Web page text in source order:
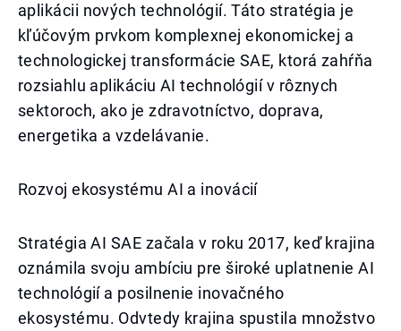
aplikácii nových technológií. Táto stratégia je
kľúčovým prvkom komplexnej ekonomickej a
technologickej transformácie SAE, ktorá zahŕňa
rozsiahlu aplikáciu AI technológií v rôznych
sektoroch, ako je zdravotníctvo, doprava,
energetika a vzdelávanie.
Rozvoj ekosystému AI a inovácií
Stratégia AI SAE začala v roku 2017, keď krajina
oznámila svoju ambíciu pre široké uplatnenie AI
technológií a posilnenie inovačného
ekosystému. Odvtedy krajina spustila množstvo